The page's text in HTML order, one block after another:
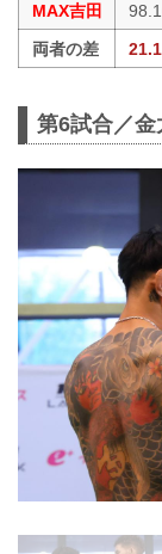
MAX吉田
両者の差
第6試合／